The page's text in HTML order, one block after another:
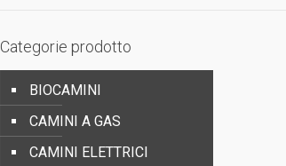
Categorie prodotto
BIOCAMINI
CAMINI A GAS
CAMINI ELETTRICI